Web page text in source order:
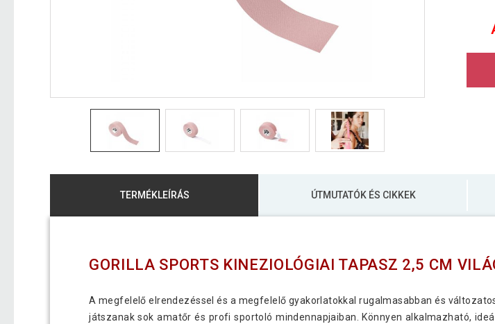
TERMÉKLEÍRÁS ÚTMUTATÓK ÉS CIKKEK
GORILLA SPORTS KINEZIOLÓGIAI TAPASZ 2,5 CM
A megfelelő elrendezéssel és a megfelelő gyakorlatokkal rugalmasabban és
játszanak sok amatőr és profi sportoló mindennapjaiban. Könnyen alkalmazható,